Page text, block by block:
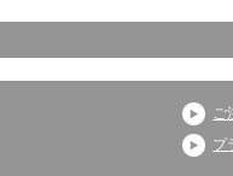
ご
プ